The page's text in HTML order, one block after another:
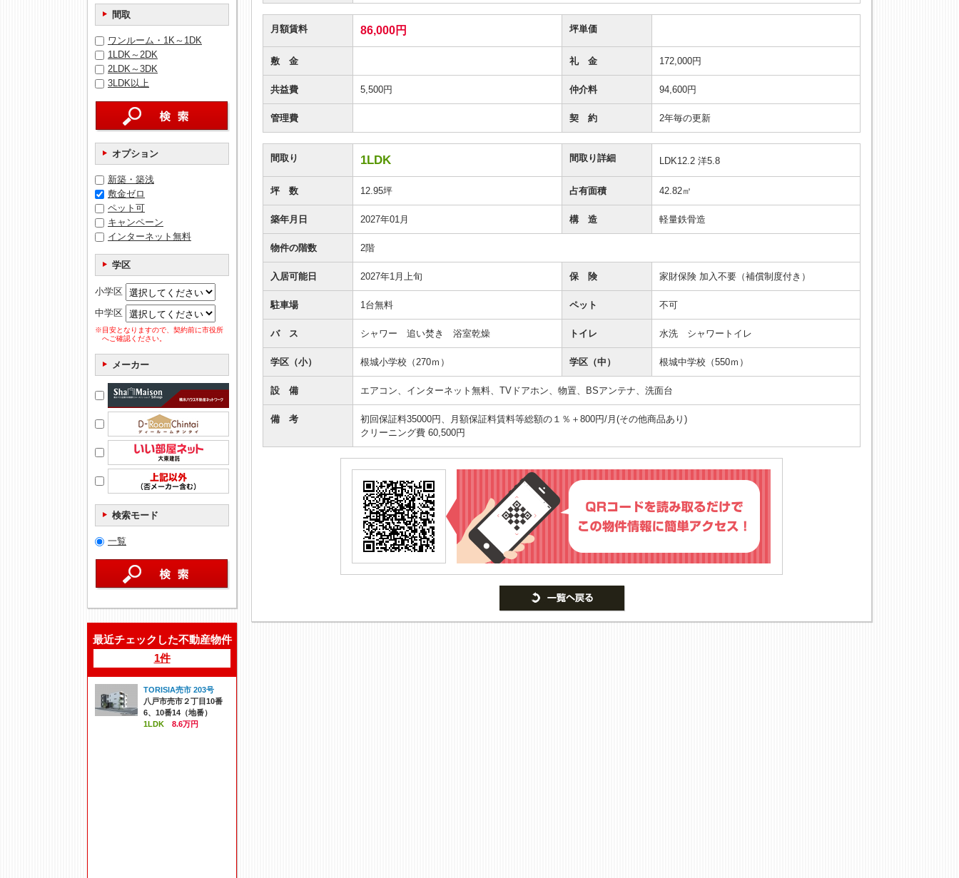
間取
ワンルーム・1K～1DK
1LDK～2DK
2LDK～3DK
3LDK以上
オプション
新築・築浅
敷金ゼロ
ペット可
キャンペーン
インターネット無料
学区
小学区
中学区
※目安となりますので、契約前に市役所
へご確認ください。
メーカー
検索モード
一覧
最近チェックした不動産物件
1件
TORISIA売市 203号
八戸市売市２丁目10番
6、10番14（地番）
1LDK
8.6万円
月額賃料 86,000円 坪単価
敷 金 礼 金 172,000円
共益費 5,500円 仲介料 94,600円
管理費 契 約 2年毎の更新
間取り 1LDK 間取り詳細 LDK12.2 洋5.8
坪 数 12.95坪 占有面積 42.82㎡
築年月日 2027年01月 構 造 軽量鉄骨造
物件の階数 2階
入居可能日 2027年1月上旬 保 険 家財保険 加入不要（補償制度付き）
駐車場 1台無料 ペット 不可
バ ス シャワー 追い焚き 浴室乾燥 トイレ 水洗 シャワートイレ
学区（小） 根城小学校（270ｍ） 学区（中） 根城中学校（550ｍ）
設 備 エアコン、インターネット無料、TVドアホン、物置、BSアンテナ、洗面台
備 考
初回保証料35000円、月額保証料賃料等総額の１％＋800円/月(その他商品あり)
クリーニング費 60,500円